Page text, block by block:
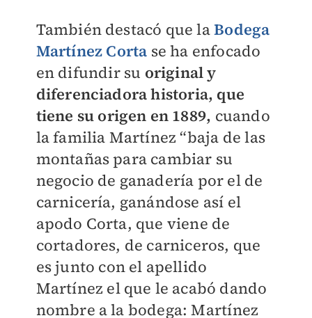
También destacó que laBodega
Martínez Corta se ha enfocado
en difundir su original y
diferenciadora historia, que
tiene su origen en 1889, cuando
la familia Martínez “baja de las
montañas para cambiar su
negocio de ganadería por el de
carnicería, ganándose así el
apodo Corta, que viene de
cortadores, de carniceros, que
es junto con el apellido
Martínez el que le acabó dando
nombre a la bodega: Martínez